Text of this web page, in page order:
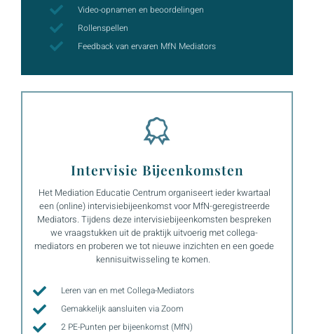
Video-opnamen en beoordelingen
Rollenspellen
Feedback van ervaren MfN Mediators
Intervisie Bijeenkomsten
Het Mediation Educatie Centrum organiseert ieder kwartaal
een (online) intervisiebijeenkomst voor MfN-geregistreerde
Mediators. Tijdens deze intervisiebijeenkomsten bespreken
we vraagstukken uit de praktijk uitvoerig met collega-
mediators en proberen we tot nieuwe inzichten en een goede
kennisuitwisseling te komen.
Leren van en met Collega-Mediators
Gemakkelijk aansluiten via Zoom
2 PE-Punten per bijeenkomst (MfN)